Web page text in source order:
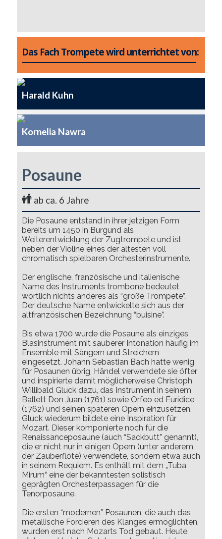
Das Fach Trompete wird unterrichtet von:
Harald Kuhn
Kornelia Nawra
Posaune
ab ca. 6 Jahre
Die Posaune entstand in ihrer jetzigen Form
bereits um 1450 in Burgund als
Weiterentwicklung der Zugtrompete und ist
neben der Violine eines der ältesten voll
chromatisch spielbaren Orchesterinstrumente.
Der englische, französische und italienische
Name des Instruments trombone bedeutet
wörtlich nichts anderes als “große Trompete”.
Der deutsche Name entwickelte sich aus der
altfranzösischen Bezeichnung “buisine”.
Bis etwa 1700 wurde die Posaune als einziges
Blasinstrument mit sauberer Intonation häufig im
Ensemble mit Sängern und Streichern
eingesetzt. Johann Sebastian Bach hatte wenig
für Posaunen übrig, Händel verwendete sie öfter
und inspirierte damit möglicherweise Christoph
Willibald Gluck dazu, das Instrument in seinem
Ballett Don Juan (1761) sowie Orfeo ed Euridice
(1762) und seinen späteren Opern einzusetzen.
Gluck wiederum bildete eine Inspiration für
Mozart. Dieser komponierte noch für die
Renaissanceposaune (auch “Sackbutt” genannt),
die er nicht nur in einigen Opern (unter anderem
der Zauberflöte) verwendete, sondern etwa auch
in seinem Requiem. Es enthält mit dem „Tuba
Mirum“ eine der bekanntesten solistisch
geprägten Orchesterpassagen für die
Tenorposaune.
Die ersten “modernen” Posaunen, die auch das
metallische Forcieren des Klanges ermöglichten,
wurden erst nach Mozarts Tod gebaut. Heute